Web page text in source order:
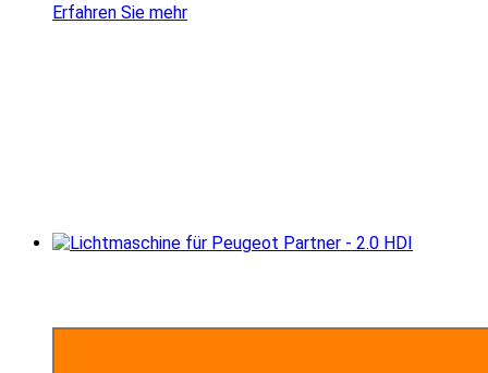
Erfahren Sie mehr